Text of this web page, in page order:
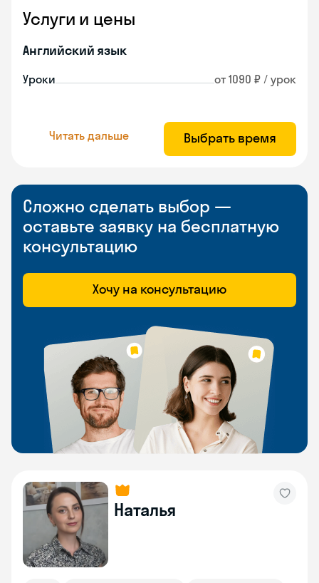
Услуги и цены
Английский язык
Уроки от 1090 ₽ / урок
Читать дальше Выбрать время
Сложно сделать выбор —
оставьте заявку на бесплатную
консультацию
Хочу на консультацию
Наталья